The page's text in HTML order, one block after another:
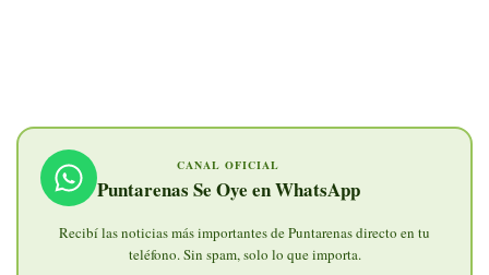
CANAL OFICIAL
Puntarenas Se Oye en WhatsApp
Recibí las noticias más importantes de Puntarenas directo en tu
teléfono. Sin spam, solo lo que importa.